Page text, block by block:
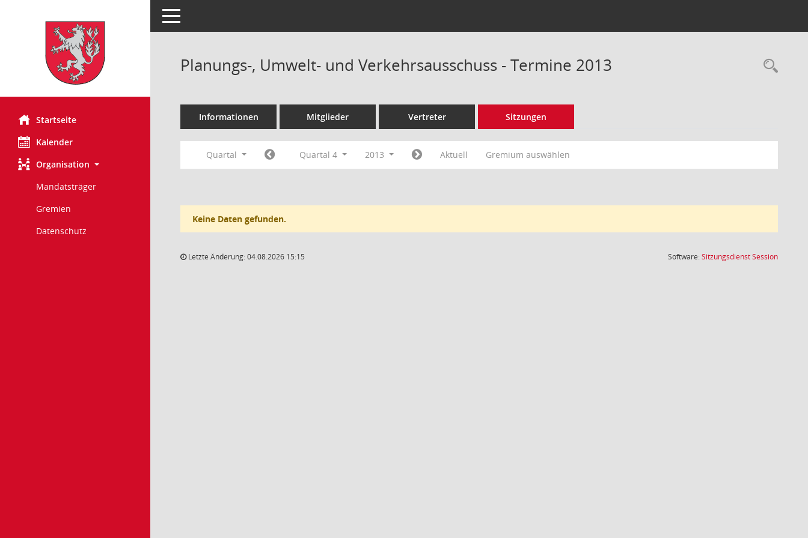
Startseite
Kalender
Organisation
Mandatsträger
Gremien
Datenschutz
Toggle navigation
Planungs-, Umwelt- und Verkehrsausschuss - Termine 2013
Informationen Mitglieder Vertreter Sitzungen
Quartal Quartal 4 2013 Aktuell Gremium auswählen
Keine Daten gefunden.
Letzte Änderung: 04.08.2026 15:15 Software:SitzungsdienstSession(Wird in